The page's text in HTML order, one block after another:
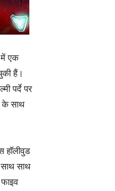
में एक
हैं।
पर्दे पर
के साथ
हॉलीवुड
साथ